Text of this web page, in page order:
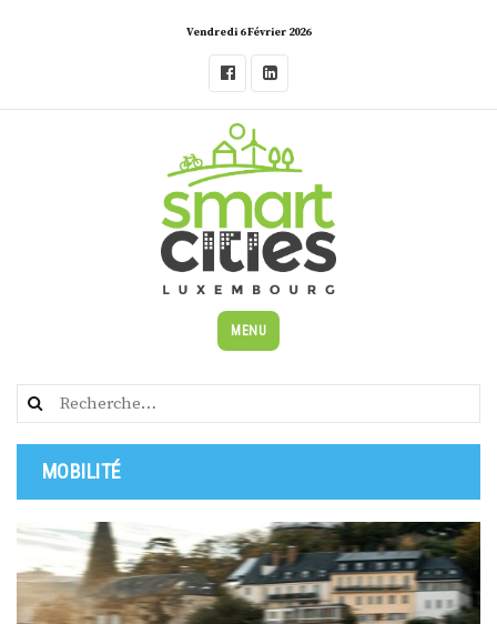
Vendredi 6 Février 2026
MENU
Rechercher :
MOBILITÉ